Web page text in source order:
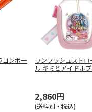
ゴンボー
ワンプッシュストロ
ル キミとアイドル
2,860円
(送料別・税込)